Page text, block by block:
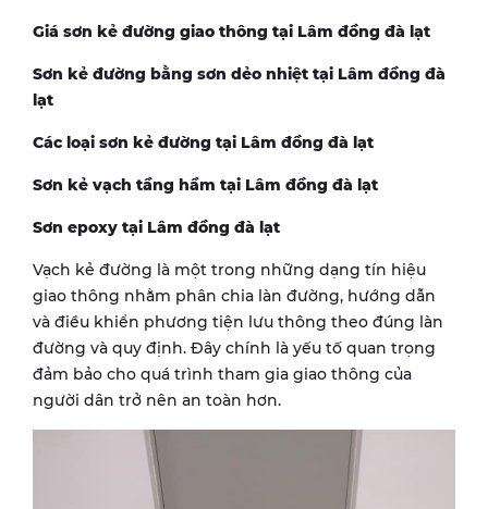
Giá sơn kẻ đường giao thông tại Lâm đồng đà lạt
Sơn kẻ đường bằng sơn dẻo nhiệt tại Lâm đồng đà
lạt
Các loại sơn kẻ đường tại Lâm đồng đà lạt
Sơn kẻ vạch tầng hầm tại Lâm đồng đà lạt
Sơn epoxy tại Lâm đồng đà lạt
Vạch kẻ đường là một trong những dạng tín hiệu
giao thông nhằm phân chia làn đường, hướng dẫn
và điều khiển phương tiện lưu thông theo đúng làn
đường và quy định. Đây chính là yếu tố quan trọng
đảm bảo cho quá trình tham gia giao thông của
người dân trở nên an toàn hơn.